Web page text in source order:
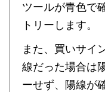
ツールが青色で
トリーします。
また、買いサイ
線だった場合は
ーせず、陽線が